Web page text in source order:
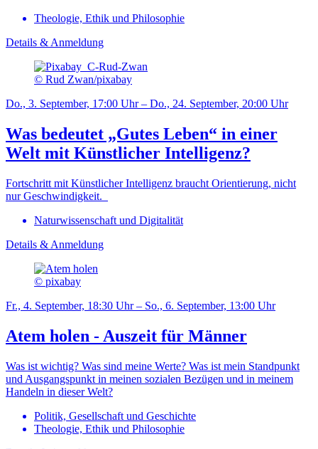
Theologie, Ethik und Philosophie
Details & Anmeldung
© Rud Zwan/pixabay
Do., 3. September, 17:00 Uhr – Do., 24. September, 20:00 Uhr
Was bedeutet „Gutes Leben“ in einer
Welt mit Künstlicher Intelligenz?
Fortschritt mit Künstlicher Intelligenz braucht Orientierung, nicht
nur Geschwindigkeit.
Naturwissenschaft und Digitalität
Details & Anmeldung
© pixabay
Fr., 4. September, 18:30 Uhr – So., 6. September, 13:00 Uhr
Atem holen - Auszeit für Männer
Was ist wichtig? Was sind meine Werte? Was ist mein Standpunkt
und Ausgangspunkt in meinen sozialen Bezügen und in meinem
Handeln in dieser Welt?
Politik, Gesellschaft und Geschichte
Theologie, Ethik und Philosophie